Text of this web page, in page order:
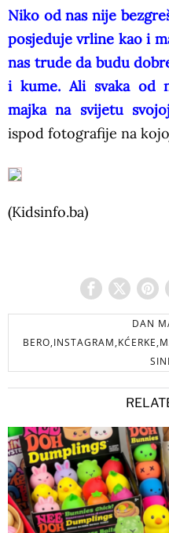
Niko od nas nije
posjeduje vrline kao i
nas trude da budu
i kume. Ali svaka od
majka na svijetu
ispod fotografije na
(Kidsinfo.ba)
DAN